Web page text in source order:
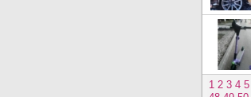
1 2 3 4 5